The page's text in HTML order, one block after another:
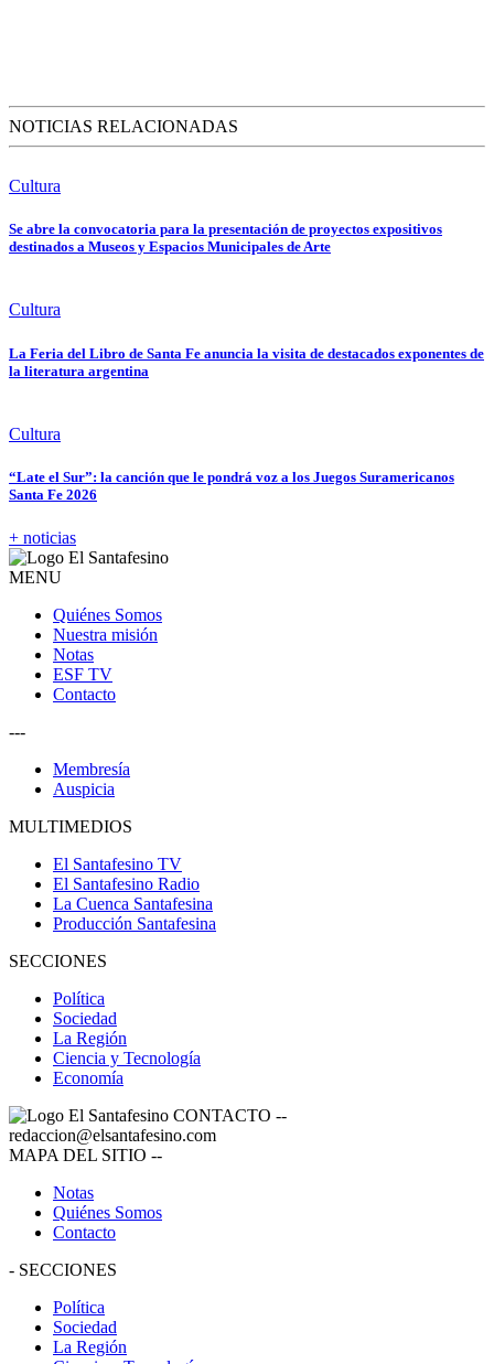
NOTICIAS RELACIONADAS
Cultura
Se abre la convocatoria para la presentación de proyectos expositivos
destinados a Museos y Espacios Municipales de Arte
Cultura
La Feria del Libro de Santa Fe anuncia la visita de destacados exponentes de
la literatura argentina
Cultura
“Late el Sur”: la canción que le pondrá voz a los Juegos Suramericanos
Santa Fe 2026
+ noticias
MENU
Quiénes Somos
Nuestra misión
Notas
ESF TV
Contacto
---
Membresía
Auspicia
MULTIMEDIOS
El Santafesino TV
El Santafesino Radio
La Cuenca Santafesina
Producción Santafesina
SECCIONES
Política
Sociedad
La Región
Ciencia y Tecnología
Economía
CONTACTO --
redaccion@elsantafesino.com
MAPA DEL SITIO --
Notas
Quiénes Somos
Contacto
- SECCIONES
Política
Sociedad
La Región